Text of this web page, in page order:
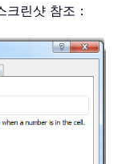
린샷 참조：